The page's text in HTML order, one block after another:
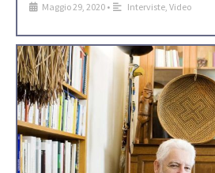
Maggio 29, 2020 • Interviste, Video